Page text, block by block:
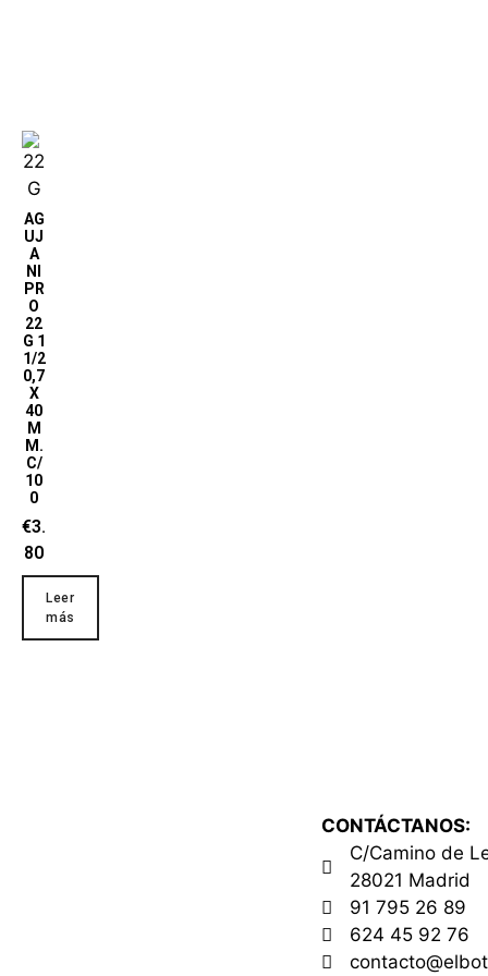
AG
UJ
A
NI
PR
O
22
G 1
1/2
0,7
X
40
M
M.
C/
10
0
€3.
80
Leer
más
CONTÁCTANOS:
C/Camino de
28021 Madrid
91 795 26 89
624 45 92 76